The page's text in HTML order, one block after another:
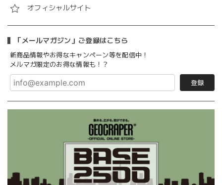
オフィシャルサイト
「メールマガジン」ご登録はこちら
新商品情報やお得なキャンペーン等を配信中！
メルマガ限定のお得な情報も！？
登録